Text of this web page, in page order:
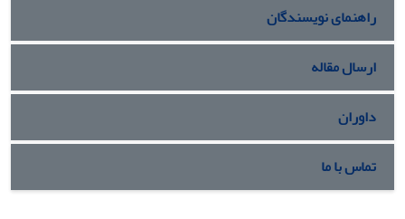
راهنمای نویسندگان
ارسال مقاله
داوران
تماس با ما